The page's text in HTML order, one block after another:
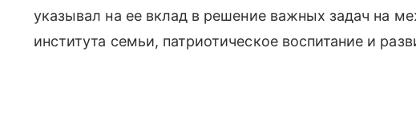
указывал на ее вклад в решение важных задач на
института семьи, патриотическое воспитание и